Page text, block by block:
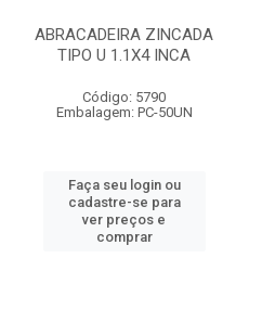
ABRACADEIRA ZINCADA
TIPO U 1.1X4 INCA
Código: 5790
Embalagem: PC-50UN
Faça seu login ou
cadastre-se para
ver preços e
comprar